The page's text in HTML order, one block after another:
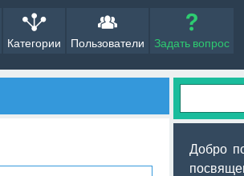
Категории Пользователи Задать вопрос
Добро